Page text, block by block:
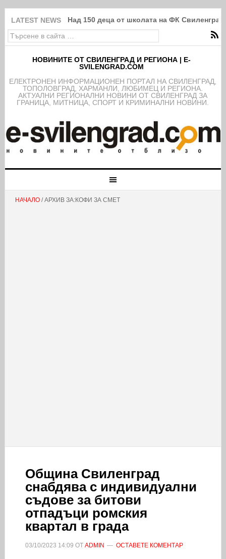
LATEST NEWS Над 150 деца от школата на ФК
НОВИНИТЕ ОТ СВИЛЕНГРАД И РЕГИОНА | E-
SVILENGRAD.COM
EЛЕКТРОНЕН ИНФОРМАЦИОНЕН ПОРТАЛ НА СВИЛЕНГРАД,
ТОПОЛОВГРАД, ХАРМАНЛИ, ЛЮБИМЕЦ И РЕГИОНА.
АКТУАЛНИ РЕГИОНАЛНИ НОВИНИ ОТ СВИЛЕНГРАД ЗА
ГРАНИЦА, МИТНИЦА, СПОРТ И КРИМИНАЛНИ НОВИНИ.
НАЧАЛО/ АРХИВ ЗА:КОФИ ЗА СМЕТ
Община Свиленград
снабдява с индивидуални
съдове за битови
отпадъци ромския
квартал в града
03/10/2023 14:09 ОТ ADMIN ОСТАВЕТЕ КОМЕНТАР